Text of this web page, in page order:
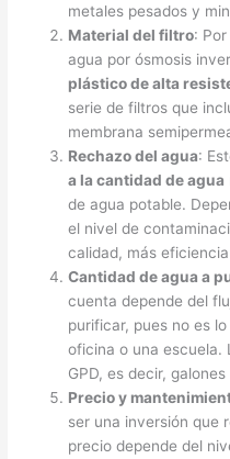
metales pesados y
Material del filtro:
agua por ósmosis
plástico de alta
serie de filtros que
membrana
Rechazo del agua:
a la cantidad de agua
de agua potable.
el nivel de
calidad, más
Cantidad de agua a
cuenta depende del
purificar, pues no es
oficina o una escuela.
GPD, es decir,
Precio y
ser una inversión que
precio depende del